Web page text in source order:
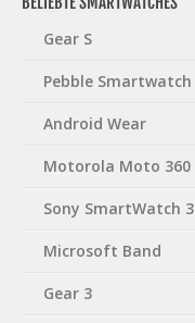
Gear S
Pebble Smartwatch
Android Wear
Motorola Moto 360
Sony SmartWatch 3
Microsoft Band
Gear 3